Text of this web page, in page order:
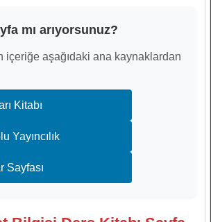
mı arıyorsunuz?
içeriğe aşağıdaki ana kaynaklardan
Kitabı
Yayıncılık
Sayfası